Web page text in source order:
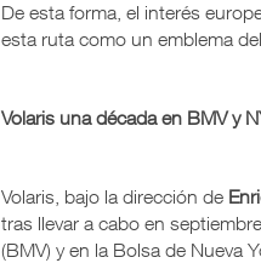
De esta forma, el interés
esta ruta como un emblema
Volaris una década en BMV y
Volaris, bajo la dirección de
tras llevar a cabo en
(BMV) y en la Bolsa de Nueva